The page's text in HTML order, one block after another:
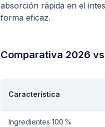
absorción rápida en el
forma eficaz.
Comparativa 2026
Característica
Ingredientes 100 %